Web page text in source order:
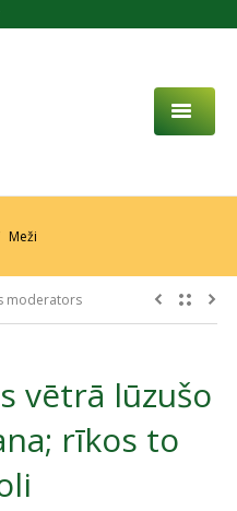
LĪDZDALĪBA
Meži
moderators
vētrā lūzušo
rīkos to